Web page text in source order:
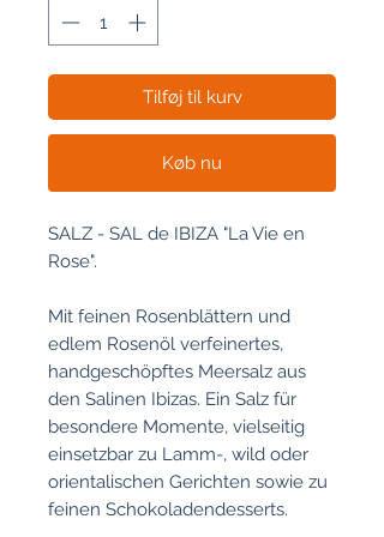
Tilføj til kurv
Køb nu
SALZ - SAL de IBIZA "La Vie en
Rose".
Mit feinen Rosenblättern und
edlem Rosenöl verfeinertes,
handgeschöpftes Meersalz aus
den Salinen Ibizas. Ein Salz für
besondere Momente, vielseitig
einsetzbar zu Lamm-, wild oder
orientalischen Gerichten sowie zu
feinen Schokoladendesserts.